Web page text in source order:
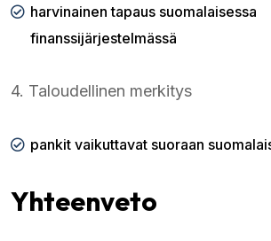
harvinainen tapaus suomalaisessa
finanssijärjestelmässä
4. Taloudellinen merkitys
pankit vaikuttavat suoraan
Yhteenveto